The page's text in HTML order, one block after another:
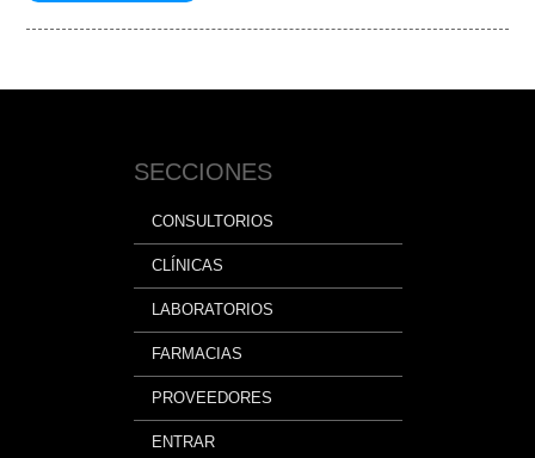
SECCIONES
CONSULTORIOS
CLÍNICAS
LABORATORIOS
FARMACIAS
PROVEEDORES
ENTRAR